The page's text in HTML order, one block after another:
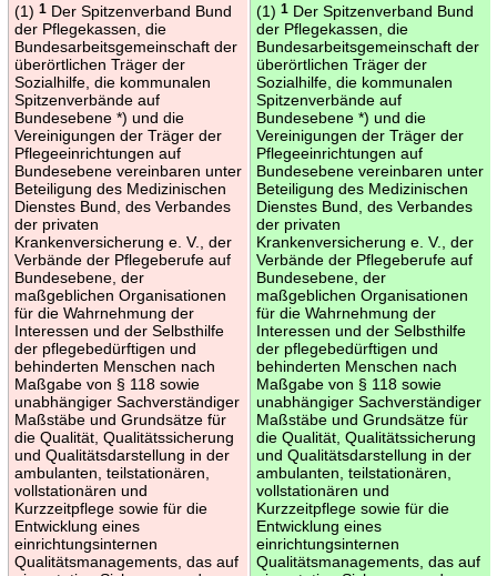
(1) 1Der Spitzenverband Bund
der Pflegekassen, die
Bundesarbeitsgemeinschaft der
überörtlichen Träger der
Sozialhilfe, die kommunalen
Spitzenverbände auf
Bundesebene *) und die
Vereinigungen der Träger der
Pflegeeinrichtungen auf
Bundesebene vereinbaren unter
Beteiligung des Medizinischen
Dienstes Bund, des Verbandes
der privaten
Krankenversicherung e. V., der
Verbände der Pflegeberufe auf
Bundesebene, der
maßgeblichen Organisationen
für die Wahrnehmung der
Interessen und der Selbsthilfe
der pflegebedürftigen und
behinderten Menschen nach
Maßgabe von § 118 sowie
unabhängiger Sachverständiger
Maßstäbe und Grundsätze für
die Qualität, Qualitätssicherung
und Qualitätsdarstellung in der
ambulanten, teilstationären,
vollstationären und
Kurzzeitpflege sowie für die
Entwicklung eines
einrichtungsinternen
Qualitätsmanagements, das auf
(1) 1Der Spitzenverband Bund
der Pflegekassen, die
Bundesarbeitsgemeinschaft der
überörtlichen Träger der
Sozialhilfe, die kommunalen
Spitzenverbände auf
Bundesebene *) und die
Vereinigungen der Träger der
Pflegeeinrichtungen auf
Bundesebene vereinbaren unter
Beteiligung des Medizinischen
Dienstes Bund, des Verbandes
der privaten
Krankenversicherung e. V., der
Verbände der Pflegeberufe auf
Bundesebene, der
maßgeblichen Organisationen
für die Wahrnehmung der
Interessen und der Selbsthilfe
der pflegebedürftigen und
behinderten Menschen nach
Maßgabe von § 118 sowie
unabhängiger Sachverständiger
Maßstäbe und Grundsätze für
die Qualität, Qualitätssicherung
und Qualitätsdarstellung in der
ambulanten, teilstationären,
vollstationären und
Kurzzeitpflege sowie für die
Entwicklung eines
einrichtungsinternen
Qualitätsmanagements, das auf